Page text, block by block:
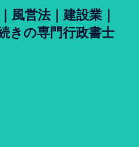
風営法｜建設業｜
きの専門行政書士